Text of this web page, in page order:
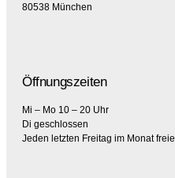
80538 München
Öffnungszeiten
Mi – Mo 10 – 20 Uhr
Di geschlossen
Jeden letzten Freitag im Monat